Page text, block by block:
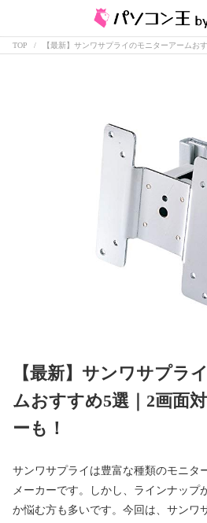
TOP 【最新】サンワサプライのモニターアームお
【最新】サンワサプラ
ムおすすめ5選｜2画面
ーも！
サンワサプライは豊富な種類のモニタ
メーカーです。しかし、ラインナップ
か悩む方も多いです。今回は、サンワ